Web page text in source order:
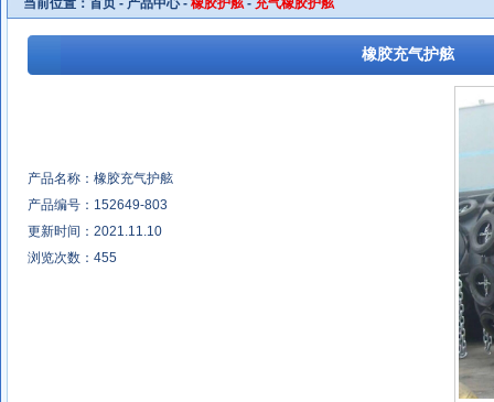
当前位置： 首页 - 产品中心- 橡胶护舷 - 充气橡胶护舷
橡胶充气护舷
产品名称：橡胶充气护舷
产品编号：152649-803
更新时间：2021.11.10
浏览次数： 455